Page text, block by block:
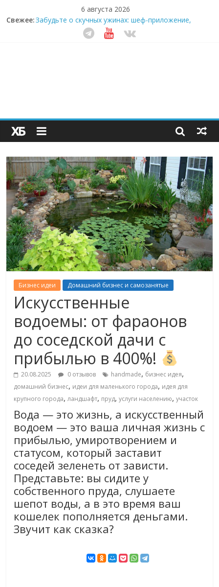
6 августа 2026
Свежее:Забудьте о скучных ужинах: шеф-приложение,
которое видит вашу еду насквозь
Небо зовёт: как бизнес на полётах дронов и
Секрет супергидратации: почему кокосовая вода с
пребиотиками становится главным трендом
здорового питания
Бизнес идеи Домашний бизнес и самозанятые
Искусственные
водоемы: от фараонов
до соседской дачи с
прибылью в 400%!
20.08.2025 0 отзывов handmade, бизнес идея,
домашний бизнес, идеи для маленького города, идея для
крупного города,ландшафт, пруд,услуги населению,участок
Вода — это жизнь, а искусственный
водоем — это ваша личная жизнь с
прибылью, умиротворением и
статусом, который заставит
соседей зеленеть от зависти.
Представьте: вы сидите у
собственного пруда, слушаете
шепот воды, а в это время ваш
кошелек пополняется деньгами.
Звучит как сказка?